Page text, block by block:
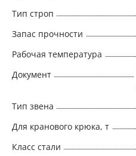
Тип строп
Запас прочности
Рабочая температура
Документ
Тип звена
Для кранового крюка, т
Класс стали